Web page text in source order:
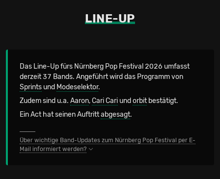
LINE-UP
Das Line-Up fürs Nürnberg Pop Festival 2026 umfasst
derzeit 37 Bands. Angeführt wird das Programm von
Sprints und Modeselektor.
Zudem sind u.a. Aaron,Cari Cari und orbitbestätigt.
Ein Act hat seinen Auftrittabgesagt.
Über wichtige Band-Updates zum Nürnberg Pop Festival per E-
Mail informiert werden?